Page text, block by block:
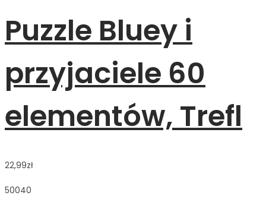
Puzzle Bluey i
przyjaciele 60
elementów, Trefl
22,99zł
50040